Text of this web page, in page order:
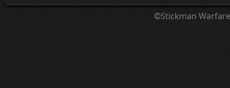
©Stickman Warfare